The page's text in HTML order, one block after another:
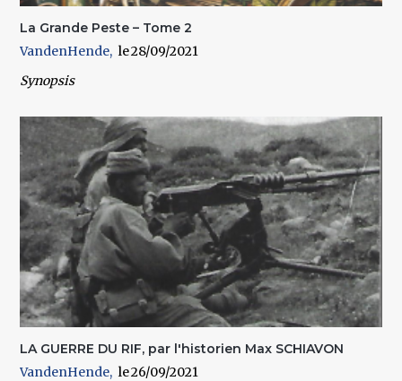
La Grande Peste – Tome 2
VandenHende
28/09/2021
Synopsis
LA GUERRE DU RIF, par l'historien Max SCHIAVON
VandenHende
26/09/2021